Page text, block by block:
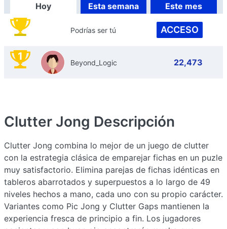
Hoy Esta semana Este mes
Podrías ser tú ACCESO
1 Beyond_Logic 22,473
Clutter Jong Descripción
Clutter Jong combina lo mejor de un juego de clutter
con la estrategia clásica de emparejar fichas en un puzle
muy satisfactorio. Elimina parejas de fichas idénticas en
tableros abarrotados y superpuestos a lo largo de 49
niveles hechos a mano, cada uno con su propio carácter.
Variantes como Pic Jong y Clutter Gaps mantienen la
experiencia fresca de principio a fin. Los jugadores